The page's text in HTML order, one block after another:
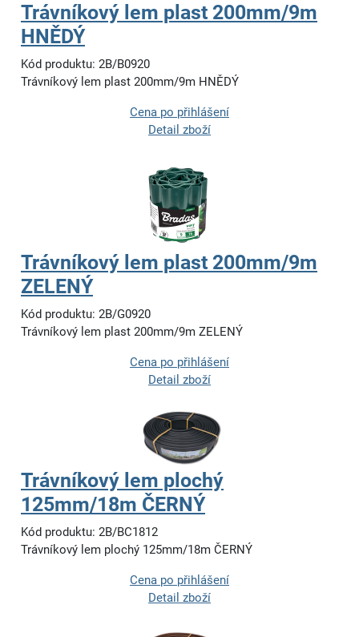
Trávníkový lem plast 200mm/9m
HNĚDÝ
Kód produktu: 2B/B0920
Trávníkový lem plast 200mm/9m HNĚDÝ
Cena po přihlášení
Detail zboží
Trávníkový lem plast 200mm/9m
ZELENÝ
Kód produktu: 2B/G0920
Trávníkový lem plast 200mm/9m ZELENÝ
Cena po přihlášení
Detail zboží
Trávníkový lem plochý
125mm/18m ČERNÝ
Kód produktu: 2B/BC1812
Trávníkový lem plochý 125mm/18m ČERNÝ
Cena po přihlášení
Detail zboží